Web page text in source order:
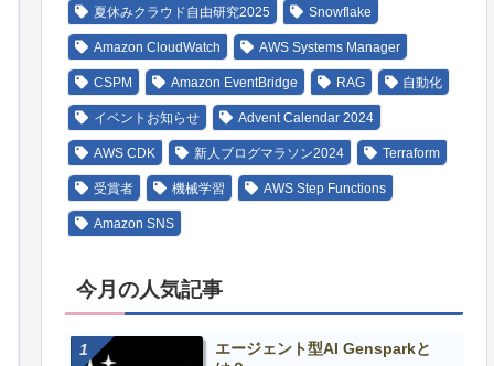
夏休みクラウド自由研究2025 Snowflake
Amazon CloudWatch AWS Systems Manager
CSPM Amazon EventBridge RAG 自動化
イベントお知らせ Advent Calendar 2024
AWS CDK 新人ブログマラソン2024 Terraform
受賞者 機械学習 AWS Step Functions
Amazon SNS
今月の人気記事
エージェント型AI Gensparkと